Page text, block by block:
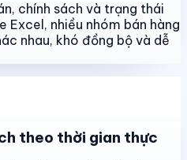
chính sách và trạng thái
Excel, nhiều nhóm bán hàng
nhau, khó đồng bộ và dễ
theo thời gian thực